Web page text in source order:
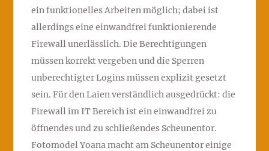
ein funktionelles Arbeiten möglich; dabei ist
allerdings eine einwandfrei funktionierende
Firewall unerlässlich. Die Berechtigungen
müssen korrekt vergeben und die Sperren
unberechtigter Logins müssen explizit gesetzt
sein. Für den Laien verständlich ausgedrückt: die
Firewall im IT Bereich ist ein einwandfrei zu
öffnendes und zu schließendes Scheunentor.
Fotomodel Yoana macht am Scheunentor einige